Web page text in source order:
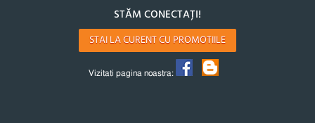
STĂM CONECTAȚI!
STAI LA CURENT CU PROMOTIILE
Vizitati pagina noastra: